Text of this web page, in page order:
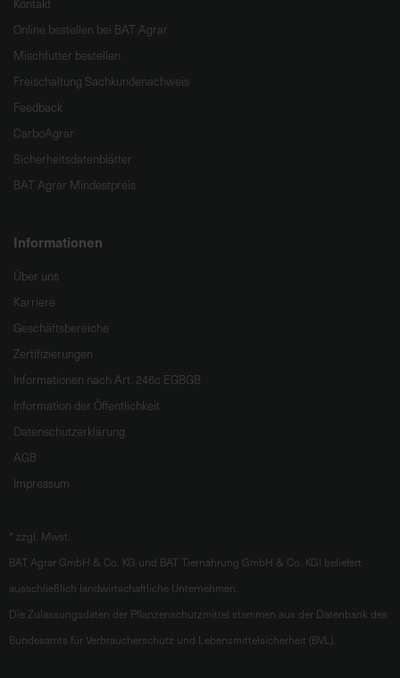
Kontakt
Online bestellen bei BAT Agrar
Mischfutter bestellen
Freischaltung Sachkundenachweis
Feedback
CarboAgrar
Sicherheitsdatenblätter
BAT Agrar Mindestpreis
Informationen
Über uns
Karriere
Geschäftsbereiche
Zertifizierungen
Informationen nach Art. 246c EGBGB
Information der Öffentlichkeit
Datenschutzerklärung
AGB
Impressum
* zzgl. Mwst.
BAT Agrar GmbH & Co. KG und BAT Tiernahrung GmbH & Co. KGl beliefert
ausschließlich landwirtschaftliche Unternehmen.
Die Zulassungsdaten der Pflanzenschutzmittel stammen aus der Datenbank des
Bundesamts für Verbraucherschutz und Lebensmittelsicherheit (BVL).